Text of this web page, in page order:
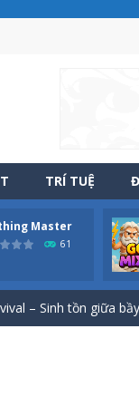
TRÍ TUỆ
Master
61
đồ đến cho những
Game Squad
Tralalero Run –
Run – Chế tạo
cổ dài – Thử
– Sinh tồn giữa
– Vị Vua Trở Lại –
Hành trình rèn